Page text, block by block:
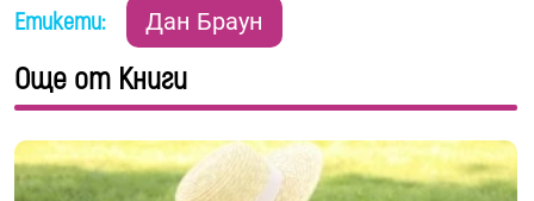
Етикети: Дан Браун
Още от Книги